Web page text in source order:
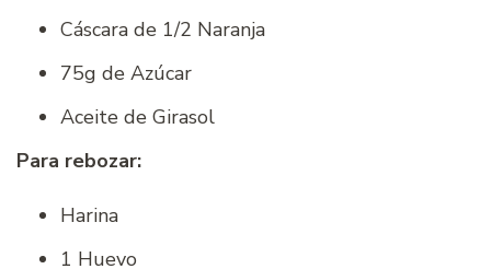
Cáscara de 1/2 Naranja
75g de Azúcar
Aceite de Girasol
Para rebozar:
Harina
1 Huevo